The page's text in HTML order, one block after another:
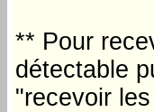
** Pour
détectable
"recevoir